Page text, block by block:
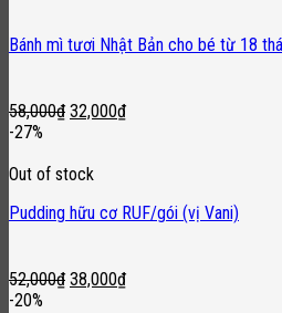
Bánh mì tươi Nhật Bản cho bé từ 18
58,000₫ Original
58,000₫.
32,000₫Current
-27%
Out of stock
Pudding hữu cơ RUF/gói (vị Vani)
52,000₫ Original
38,000₫Current
-20%